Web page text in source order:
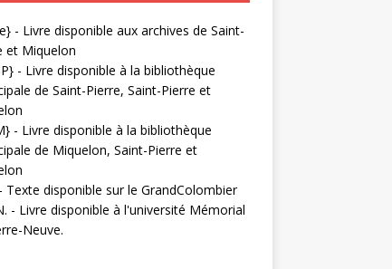
- Livre disponible aux archives de Saint-
et Miquelon
- Livre disponible à la bibliothèque
de Saint-Pierre, Saint-Pierre et
- Livre disponible à la bibliothèque
de Miquelon, Saint-Pierre et
Texte disponible sur le GrandColombier
- Livre disponible à l'université Mémorial
Neuve.